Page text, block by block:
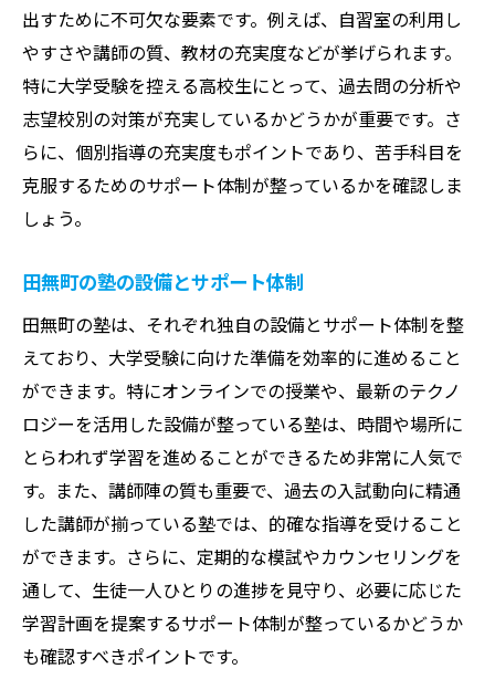
出すために不可欠な要素です。例えば、自習室の利用し
やすさや講師の質、教材の充実度などが挙げられます。
特に大学受験を控える高校生にとって、過去問の分析や
志望校別の対策が充実しているかどうかが重要です。さ
らに、個別指導の充実度もポイントであり、苦手科目を
克服するためのサポート体制が整っているかを確認しま
しょう。
田無町の塾の設備とサポート体制
田無町の塾は、それぞれ独自の設備とサポート体制を整
えており、大学受験に向けた準備を効率的に進めること
ができます。特にオンラインでの授業や、最新のテクノ
ロジーを活用した設備が整っている塾は、時間や場所に
とらわれず学習を進めることができるため非常に人気で
す。また、講師陣の質も重要で、過去の入試動向に精通
した講師が揃っている塾では、的確な指導を受けること
ができます。さらに、定期的な模試やカウンセリングを
通して、生徒一人ひとりの進捗を見守り、必要に応じた
学習計画を提案するサポート体制が整っているかどうか
も確認すべきポイントです。